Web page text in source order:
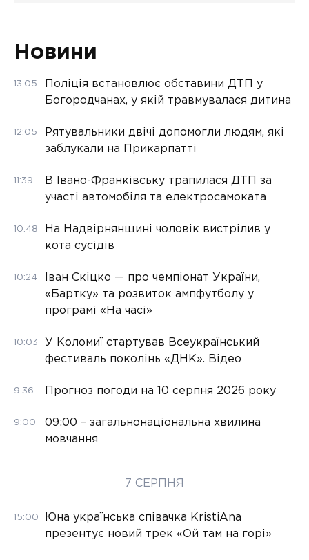
Новини
13:05
Поліція встановлює обставини ДТП у
Богородчанах, у якій травмувалася дитина
12:05
Рятувальники двічі допомогли людям, які
заблукали на Прикарпатті
11:39
В Івано-Франківську трапилася ДТП за
участі автомобіля та електросамоката
10:48
На Надвірнянщині чоловік вистрілив у
кота сусідів
10:24
Іван Скіцко — про чемпіонат України,
«Бартку» та розвиток ампфутболу у
програмі «На часі»
10:03
У Коломиї стартував Всеукраїнський
фестиваль поколінь «ДНК». Відео
9:36 Прогноз погоди на 10 серпня 2026 року
9:00
09:00 – загальнонаціональна хвилина
мовчання
7 СЕРПНЯ
15:00
Юна українська співачка KristiAna
презентує новий трек «Ой там на горі»